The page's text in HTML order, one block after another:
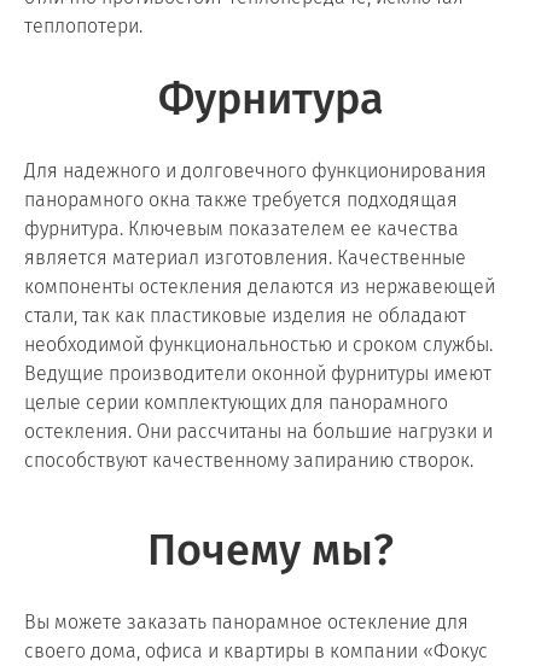
теплопотери.
Фурнитура
Для надежного и долговечного функционирования
панорамного окна также требуется подходящая
фурнитура. Ключевым показателем ее качества
является материал изготовления. Качественные
компоненты остекления делаются из нержавеющей
стали, так как пластиковые изделия не обладают
необходимой функциональностью и сроком службы.
Ведущие производители оконной фурнитуры имеют
целые серии комплектующих для панорамного
остекления. Они рассчитаны на большие нагрузки и
способствуют качественному запиранию створок.
Почему мы?
Вы можете заказать панорамное остекление для
своего дома, офиса и квартиры в компании «Фокус